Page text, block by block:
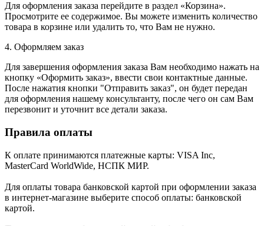
Для оформления заказа перейдите в раздел «Корзина».
Просмотрите ее содержимое. Вы можете изменить количество
товара в корзине или удалить то, что Вам не нужно.
4. Оформляем заказ
Для завершения оформления заказа Вам необходимо нажать на
кнопку «Оформить заказ», ввести свои контактные данные.
После нажатия кнопки "Отправить заказ", он будет передан
для оформления нашему консультанту, после чего он сам Вам
перезвонит и уточнит все детали заказа.
Правила оплаты
К оплате принимаются платежные карты: VISA Inc,
MasterCard WorldWide, НСПК МИР.
Для оплаты товара банковской картой при оформлении заказа
в интернет-магазине выберите способ оплаты: банковской
картой.